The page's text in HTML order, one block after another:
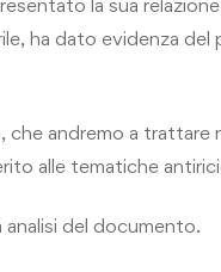
la sua
ha dato evidenza
che andremo a trattare
alle tematiche
analisi del documento.